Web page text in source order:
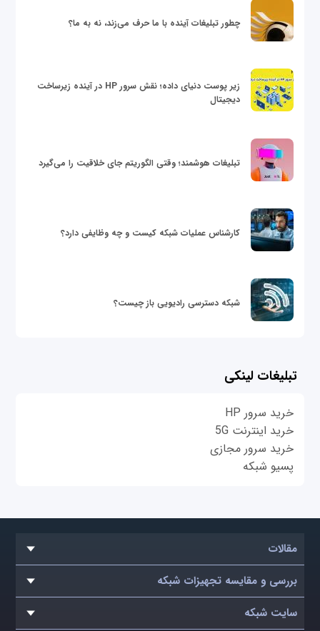
چطور تبلیغات آینده با ما حرف می‌زند، نه به ما؟
زیر پوست دنیای داده؛ نقش سرور HP در آینده زیرساخت
دیجیتال
تبلیغات هوشمند؛ وقتی الگوریتم جای خلاقیت را می‌گیرد
کارشناس عملیات شبکه کیست و چه وظایفی دارد؟
شبکه دسترسی رادیویی باز چیست؟
تبلیغات لینکی
خرید سرور HP
خرید اینترنت 5G
خرید سرور مجازی
پسیو شبکه
مقالات
بررسی و مقایسه تجهیزات شبکه
سایت شبکه